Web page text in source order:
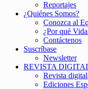
Reportajes
¿Quiénes Somos?
Conozca al
¿Por qué
Contáctenos
Suscríbase
Newsletter
REVISTA
Revista digital
Ediciones